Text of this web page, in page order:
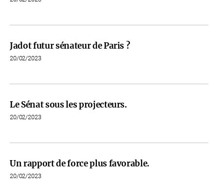
Jadot futur sénateur de Paris ?
20/02/2023
Le Sénat sous les projecteurs.
20/02/2023
Un rapport de force plus favorable.
20/02/2023